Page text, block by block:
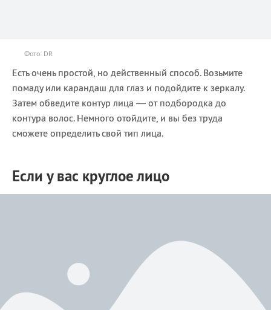
Фото: DR
Есть очень простой, но действенный способ. Возьмите
помаду или карандаш для глаз и подойдите к зеркалу.
Затем обведите контур лица — от подбородка до
контура волос. Немного отойдите, и вы без труда
сможете определить свой тип лица.
Если у вас круглое лицо